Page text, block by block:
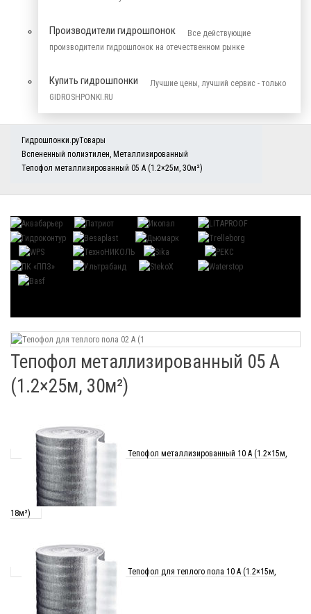
Производители гидрошпонок
Все действующие
производители гидрошпонок на отечественном рынке
Купить гидрошпонки
Лучшие цены, лучший сервис - только
GIDROSHPONKI.RU
Гидрошпонки.руТовары
Вспененный полиэтилен, Металлизированный
Тепофол металлизированный 05 А (1.2×25м, 30м²)
Тепофол металлизированный 05 А
(1.2×25м, 30м²)
Тепофол металлизированный 10 А (1.2×15м,
18м²)
Тепофол для теплого пола 10 А (1.2×15м,